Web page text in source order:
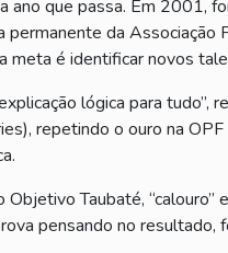
ano que passa. Em
permanente da
meta é identificar novos
lógica para
repetindo o ouro na
Objetivo Taubaté,
pensando no